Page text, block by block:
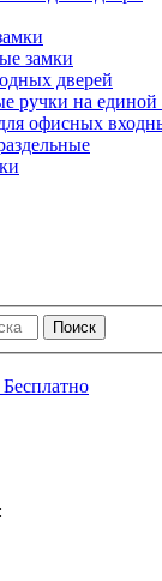
замки
дверей
ручки на единой
офисных
Бесплатно